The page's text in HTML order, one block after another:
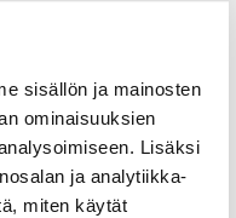
sisällön ja mainosten
ominaisuuksien
Lisäksi
ja analytiikka-
miten käytät